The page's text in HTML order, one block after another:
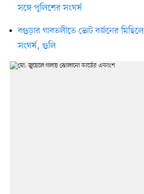
সঙ্গে পুলিশের সংঘর্ষ
বগুড়ার গাবতলীতে ভোট বর্জনের
সংঘর্ষ, গুলি